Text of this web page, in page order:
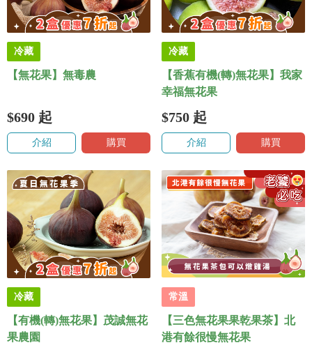
冷藏
【無花果】無毒農
$690 起
介紹 購買
冷藏
【香蕉有機(轉)無花果】我家
幸福無花果
$750 起
介紹 購買
冷藏
【有機(轉)無花果】茂誠無花
果農園
常溫
【三色無花果果乾果茶】北
港有餘很慢無花果